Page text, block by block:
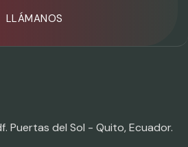
LLÁMANOS
Puertas del Sol - Quito, Ecuador.